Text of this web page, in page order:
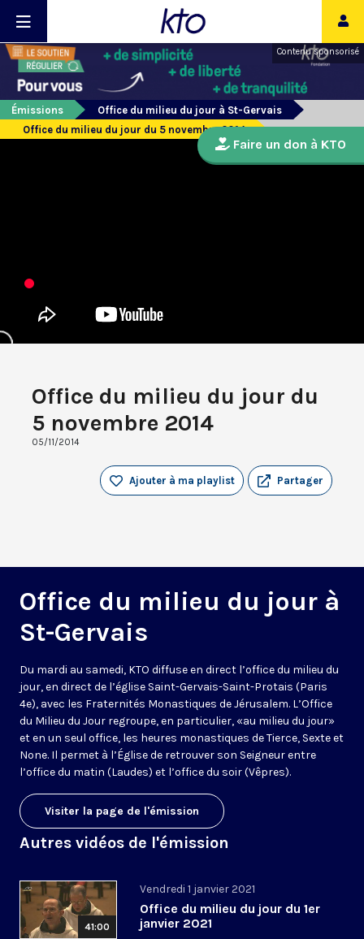
Contenu sponsorisé
Émissions
Office du milieu du jour à St-Gervais
Office du milieu du jour du 5 novembre 2014
Office du milieu du jour du
5 novembre 2014
05/11/2014
Partager
Ajouter à ma playlist
Office du milieu du jour à
St-Gervais
Du mardi au samedi, KTO diffuse en direct l’office du milieu du
jour, en direct de l’église Saint-Gervais-Saint-Protais (Paris
4e), avec les Fraternités Monastiques de Jérusalem. L’Office
du Milieu du Jour regroupe, en particulier, «au milieu du jour»
et en un seul office, les heures monastiques de Tierce, Sexte et
None. Il permet à l’Église de retrouver son Seigneur entre
l’office du matin (Laudes) et l’office du soir (Vêpres).
Visiter la page de l'émission
Autres vidéos de l'émission
41:00
Vendredi 1 janvier 2021
Office du milieu du jour du 1er
janvier 2021
Faire un don à KTO